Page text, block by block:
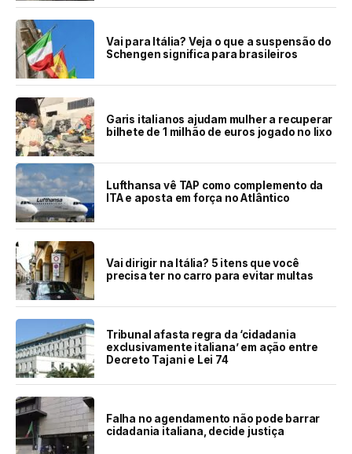
Vai para Itália? Veja o que a suspensão do
Schengen significa para brasileiros
Garis italianos ajudam mulher a recuperar
bilhete de 1 milhão de euros jogado no lixo
Lufthansa vê TAP como complemento da
ITA e aposta em força no Atlântico
Vai dirigir na Itália? 5 itens que você
precisa ter no carro para evitar multas
Tribunal afasta regra da ‘cidadania
exclusivamente italiana’ em ação entre
Decreto Tajani e Lei 74
Falha no agendamento não pode barrar
cidadania italiana, decide justiça